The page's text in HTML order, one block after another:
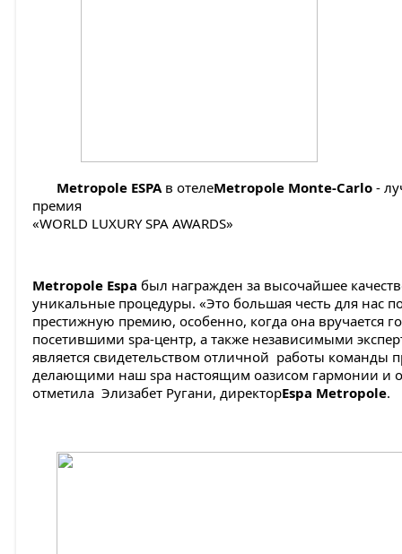
Metropole ESPAв отелеMetropole Monte-Carlo -
премия
«WORLD LUXURY SPA AWARDS»
Metropole Espa был награжден за высочайшее
уникальные процедуры. «Это большая честь для нас
престижную премию, особенно, когда она вручается
посетившими spa-центр, а также независимыми
является свидетельством отличной работы команды
делающими наш spa настоящим оазисом гармонии и
отметила Элизабет Ругани, директорEspa Metropole.